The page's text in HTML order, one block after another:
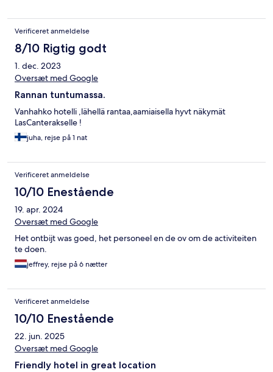
Verificeret anmeldelse
8/10 Rigtig godt
1. dec. 2023
Oversæt med Google
Rannan tuntumassa.
Vanhahko hotelli ,lähellä rantaa,aamiaisella hyvt näkymät
LasCanterakselle !
juha, rejse på 1 nat
Verificeret anmeldelse
10/10 Enestående
19. apr. 2024
Oversæt med Google
Het ontbijt was goed, het personeel en de ov om de activiteiten
te doen.
jeffrey, rejse på 6 nætter
Verificeret anmeldelse
10/10 Enestående
22. jun. 2025
Oversæt med Google
Friendly hotel in great location